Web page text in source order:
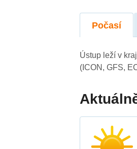
Počasí
Ústup leží v
(ICON, GFS,